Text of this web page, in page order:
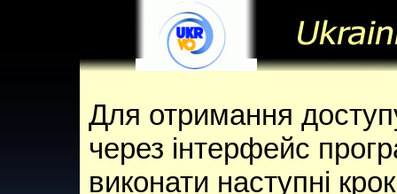
Для отримання
через інтерфейс
виконати наступні